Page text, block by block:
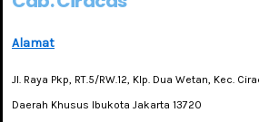
Alamat
Jl. Raya Pkp, RT.5/RW.12, Klp. Dua Wetan, Kec.
Daerah Khusus Ibukota Jakarta 13720